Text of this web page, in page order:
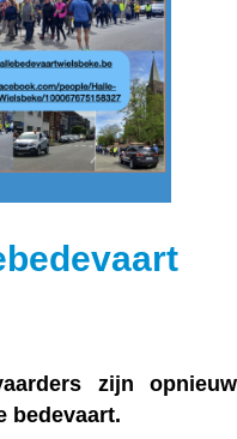
zijn opnieuw
bedevaart.